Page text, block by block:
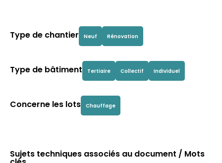
Type de chantier Neuf Rénovation
Type de bâtiment Tertiaire Collectif Individuel
Concerne les lots Chauffage
Sujets techniques associés au document / Mots